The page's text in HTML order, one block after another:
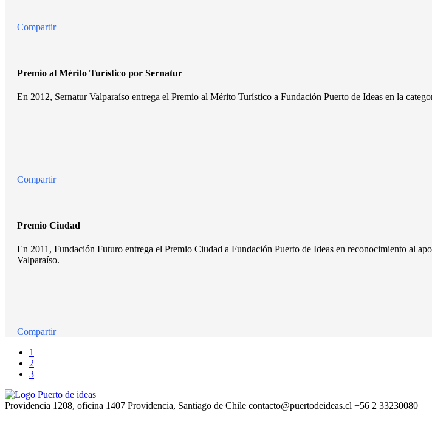
Compartir
Premio al Mérito Turístico por Sernatur
En 2012, Sernatur Valparaíso entrega el Premio al Mérito Turístico a Fundación Puerto de Ideas en la
Compartir
Premio Ciudad
En 2011, Fundación Futuro entrega el Premio Ciudad a Fundación Puerto de Ideas en reconocimiento al
Valparaíso.
Compartir
1
2
3
Providencia 1208, oficina 1407 Providencia, Santiago de Chile contacto@puertodeideas.cl +56 2 33230080